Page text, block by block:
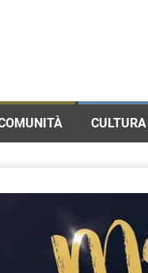
CULTURA